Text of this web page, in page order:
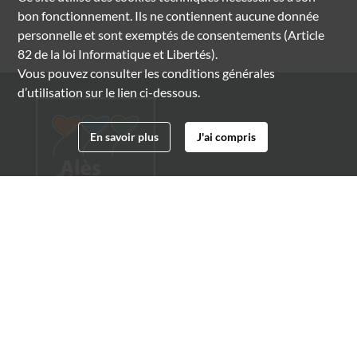
bon fonctionnement. Ils ne contiennent aucune donnée
personnelle et sont exemptés de consentements (Article
82 de la loi Informatique et Libertés).
Vous pouvez consulter les conditions générales
d’utilisation sur le lien ci-dessous.
En savoir plus J'ai compris